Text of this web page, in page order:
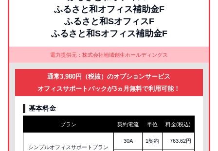
ふるさと和オフィス補助金F
ふるさと和SオフィスF
ふるさと和Sオフィス補助金F
電力提供元：株式会社地域創生ホールディングス
通常3,980円（税抜）のオプションサービス
オフィスサポートパックが3ヵ月無料で利用可能！
基本料金
プラン 契約電流 単位 料金(税込)
シンプルオフィスサポートプラン
30A 1契約 763.62円